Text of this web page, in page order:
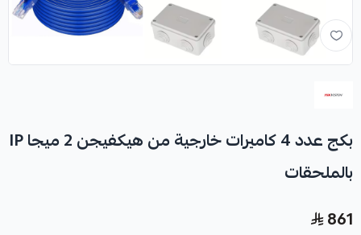
بكج عدد 4 كاميرات خارجية من هيكفيجن 2 ميجا IP
بالملحقات
861